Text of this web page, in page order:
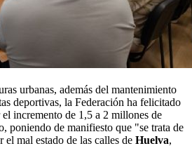
urbanas, además del mantenimiento
deportivas, la Federación ha felicitado
incremento de 1,5 a 2 millones de
poniendo de manifiesto que "se trata de
el mal estado de las calles de Huelva,